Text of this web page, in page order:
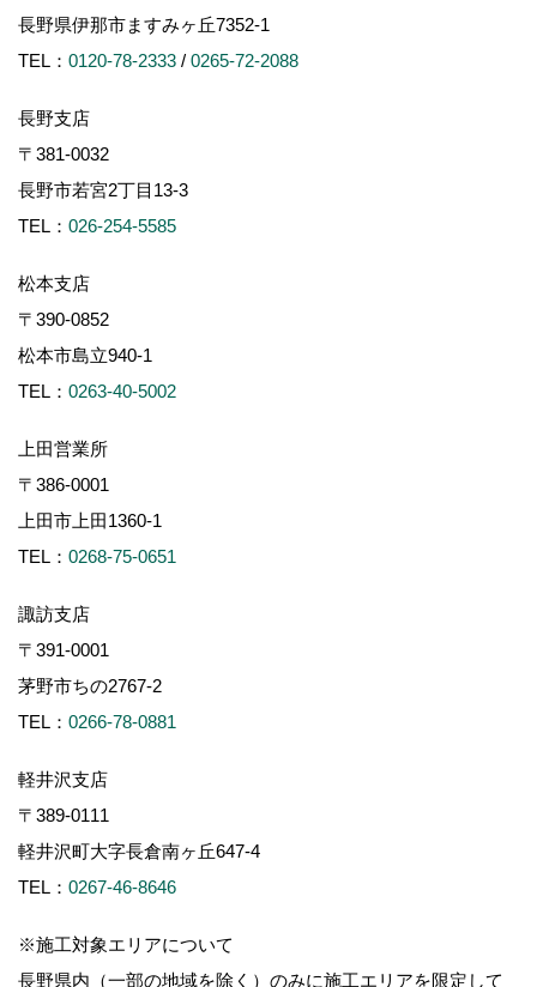
長野県伊那市ますみヶ丘7352-1
TEL： 0120-78-2333 / 0265-72-2088
長野支店
〒381-0032
長野市若宮2丁目13-3
TEL： 026-254-5585
松本支店
〒390-0852
松本市島立940-1
TEL： 0263-40-5002
上田営業所
〒386-0001
上田市上田1360-1
TEL： 0268-75-0651
諏訪支店
〒391-0001
茅野市ちの2767-2
TEL： 0266-78-0881
軽井沢支店
〒389-0111
軽井沢町大字長倉南ヶ丘647-4
TEL： 0267-46-8646
※施工対象エリアについて
長野県内（一部の地域を除く）のみに施工エリアを限定して